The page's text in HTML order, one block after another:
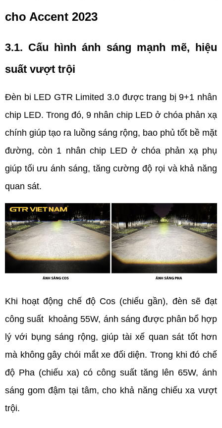
cho Accent 2023
3.1. Cấu hình ánh sáng mạnh mẽ, hiệu
suất vượt trội
Đèn bi LED GTR Limited 3.0 được trang bị 9+1 nhân
chip LED. Trong đó, 9 nhân chip LED ở chóa phản xạ
chính giúp tạo ra luồng sáng rộng, bao phủ tốt bề mặt
đường, còn 1 nhân chip LED ở chóa phản xạ phụ
giúp tối ưu ánh sáng, tăng cường độ rọi và khả năng
quan sát.
Khi hoạt động chế độ Cos (chiếu gần), đèn sẽ đạt
công suất  khoảng 55W, ánh sáng được phân bổ hợp
lý với bụng sáng rộng, giúp tài xế quan sát tốt hơn
mà không gây chói mắt xe đối diện. Trong khi đó chế
độ Pha (chiếu xa) có công suất tăng lên 65W, ánh
sáng gom đậm tại tâm, cho khả năng chiếu xa vượt
trội.